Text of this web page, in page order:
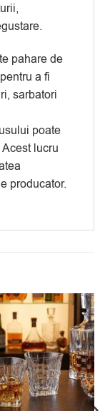
pahare de
a fi
sarbatori
poate
lucru
producator.